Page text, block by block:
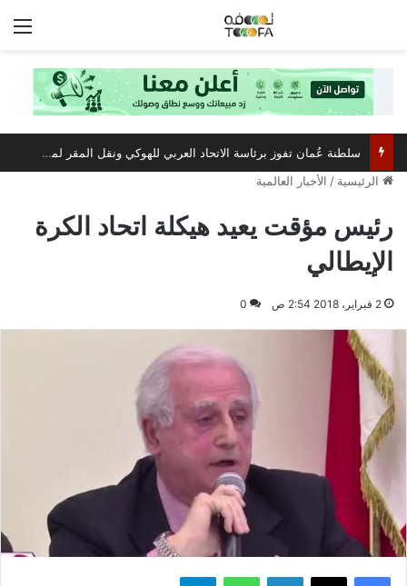
سلطنة عُمان تفوز برئاسة الاتحاد العربي للهوكي ونقل المقر لمسقط
الرئيسية / الأخبار العالمية
رئيس مؤقت يعيد هيكلة اتحاد الكرة
الإيطالي
2 فبراير، 2018 2:54 ص 0
فيسبوك ‫X لينكدإن واتساب تيلقرام